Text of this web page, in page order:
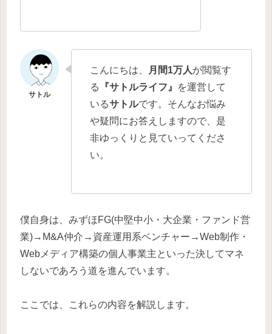
こんにちは、 月間1万人が閲覧す
る
『サトルライフ』
を運営して
いるサトルです。そんなお悩み
や疑問にお答えしますので、是
非ゆっくりと見ていってくださ
い。
僕自身は、みずほFG(中堅中小・大企業・ファンド営
業)→M&A仲介→資産運用系ベンチャー→Web制作・
Webメディア構築の個人事業主といった決してマネ
しないであろう道を進んでいます。
ここでは、これらの内容を解説します。